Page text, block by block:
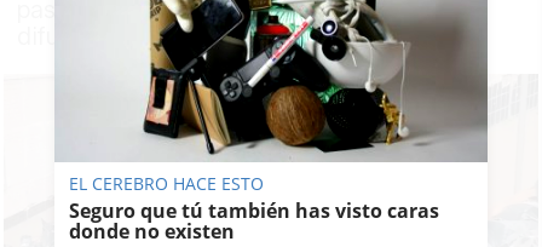
pasar por cadáveres, pero es una mentira
difundida también hace un año
EL CEREBRO HACE ESTO
Seguro que tú también has visto caras
donde no existen